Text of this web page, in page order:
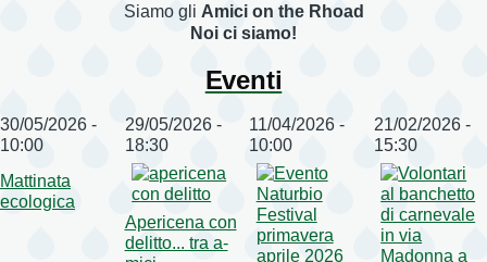
Siamo gli Amici on the Rhoad
Noi ci siamo!
Eventi
30/05/2026 -
10:00
Mattinata
ecologica
29/05/2026 -
18:30
Apericena con
delitto... tra a-
11/04/2026 -
10:00
21/02/2026 -
15:30